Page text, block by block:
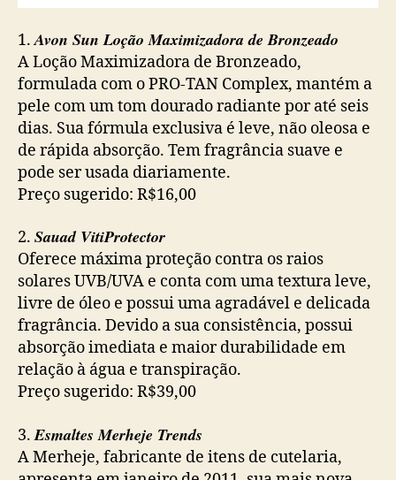
1.Avon Sun Loção Maximizadora de Bronzeado
A Loção Maximizadora de Bronzeado,
formulada com o PRO-TAN Complex, mantém a
pele com um tom dourado radiante por até seis
dias. Sua fórmula exclusiva é leve, não oleosa e
de rápida absorção. Tem fragrância suave e
pode ser usada diariamente.
Preço sugerido: R$16,00
2. Sauad VitiProtector
Oferece máxima proteção contra os raios
solares UVB/UVA e conta com uma textura leve,
livre de óleo e possui uma agradável e delicada
fragrância. Devido a sua consistência, possui
absorção imediata e maior durabilidade em
relação à água e transpiração.
Preço sugerido: R$39,00
3.Esmaltes Merheje Trends
A Merheje, fabricante de itens de cutelaria,